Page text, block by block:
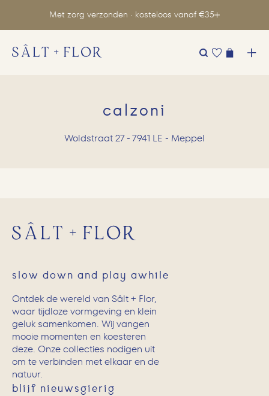
Met zorg verzonden · kosteloos vanaf €35
calzoni
Woldstraat 27 - 7941 LE - Meppel
slow down and play awhile
Ontdek de wereld van Sâlt + Flor,
waar tijdloze vormgeving en klein
geluk samenkomen. Wij vangen
mooie momenten en koesteren
deze. Onze collecties nodigen uit
om te verbinden met elkaar en de
natuur.
blijf nieuwsgierig